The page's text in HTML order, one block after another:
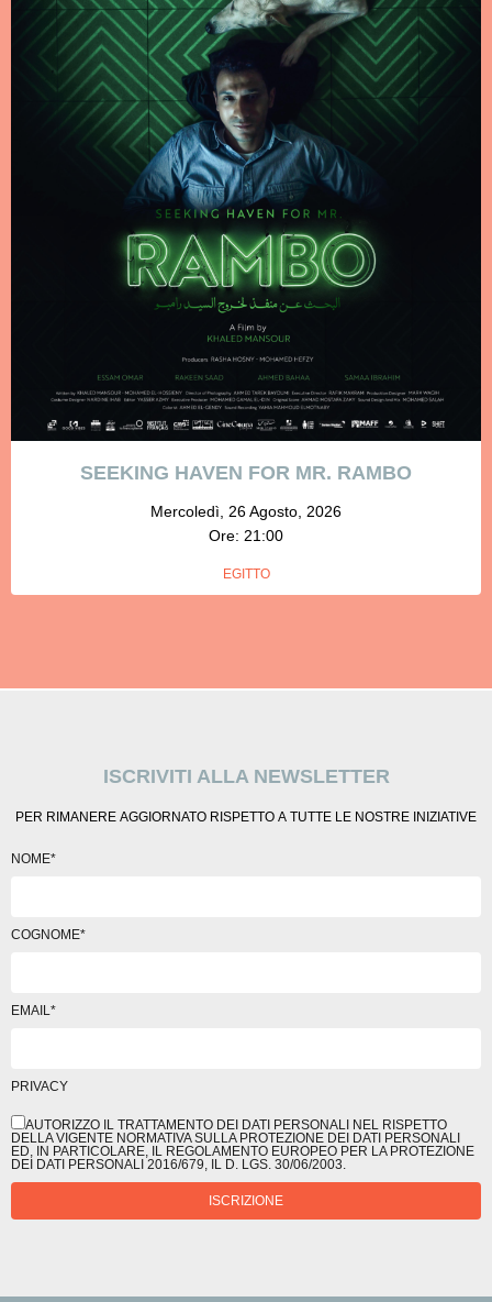
SEEKING HAVEN FOR MR. RAMBO
Mercoledì, 26 Agosto, 2026
Ore: 21:00
EGITTO
ISCRIVITI ALLA NEWSLETTER
PER RIMANERE AGGIORNATO RISPETTO A TUTTE LE NOSTRE INIZIATIVE
NOME*
COGNOME*
EMAIL*
PRIVACY
AUTORIZZO IL TRATTAMENTO DEI DATI PERSONALI NEL RISPETTO
DELLA VIGENTE NORMATIVA SULLA PROTEZIONE DEI DATI PERSONALI
ED, IN PARTICOLARE, IL REGOLAMENTO EUROPEO PER LA PROTEZIONE
DEI DATI PERSONALI 2016/679, IL D. LGS. 30/06/2003.
ISCRIZIONE